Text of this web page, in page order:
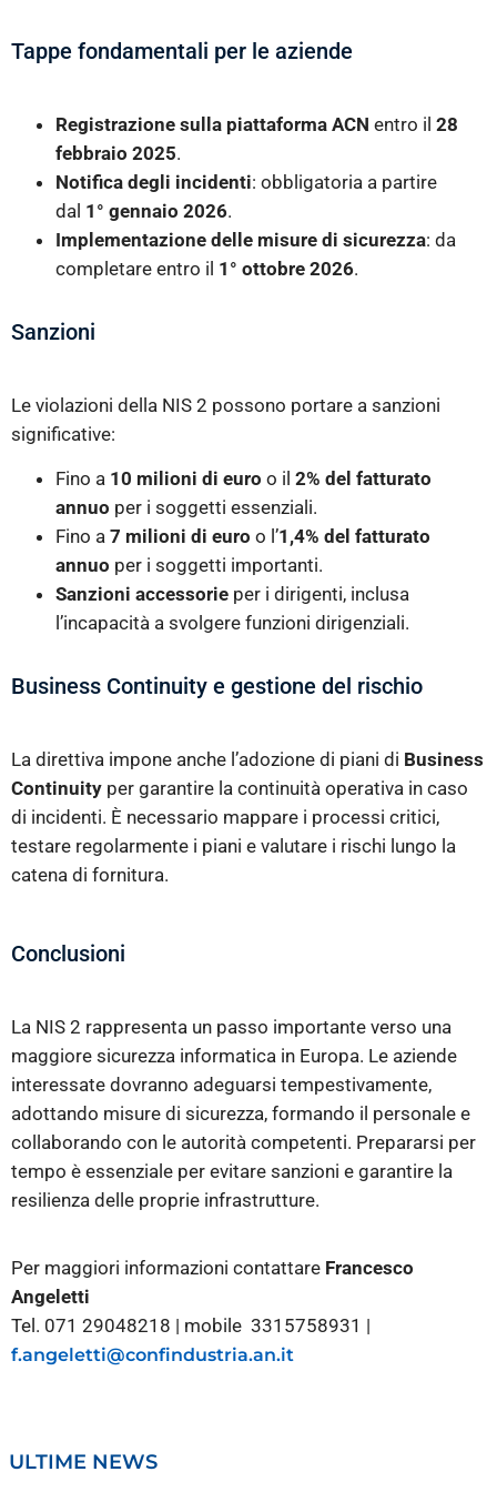
Tappe fondamentali per le aziende
Registrazione sulla piattaforma ACN entro il 28
febbraio 2025.
Notifica degli incidenti: obbligatoria a partire
dal 1° gennaio 2026.
Implementazione delle misure di sicurezza: da
completare entro il 1° ottobre 2026.
Sanzioni
Le violazioni della NIS 2 possono portare a sanzioni
significative:
Fino a 10 milioni di euro o il 2% del fatturato
annuo per i soggetti essenziali.
Fino a 7 milioni di euro o l’1,4% del fatturato
annuo per i soggetti importanti.
Sanzioni accessorie per i dirigenti, inclusa
l’incapacità a svolgere funzioni dirigenziali.
Business Continuity e gestione del rischio
La direttiva impone anche l’adozione di piani di Business
Continuity per garantire la continuità operativa in caso
di incidenti. È necessario mappare i processi critici,
testare regolarmente i piani e valutare i rischi lungo la
catena di fornitura.
Conclusioni
La NIS 2 rappresenta un passo importante verso una
maggiore sicurezza informatica in Europa. Le aziende
interessate dovranno adeguarsi tempestivamente,
adottando misure di sicurezza, formando il personale e
collaborando con le autorità competenti. Prepararsi per
tempo è essenziale per evitare sanzioni e garantire la
resilienza delle proprie infrastrutture.
Per maggiori informazioni contattare Francesco
Angeletti
Tel. 071 29048218 | mobile 3315758931 |
f.angeletti@confindustria.an.it
ULTIME NEWS